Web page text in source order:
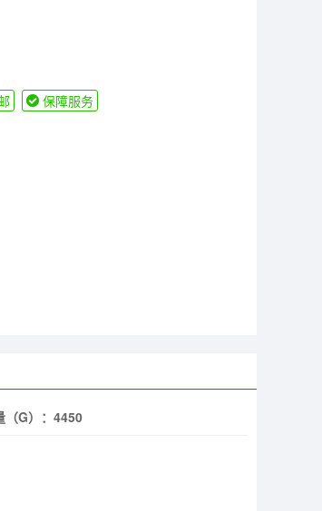
保障服务
G）： 4450